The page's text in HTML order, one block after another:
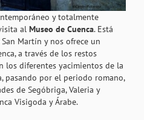
y totalmente
al Museo de Cuenca. Está
Martín y nos ofrece un
a través de los restos
los diferentes yacimientos de la
pasando por el periodo romano,
de Segóbriga, Valeria y
Visigoda y Árabe.